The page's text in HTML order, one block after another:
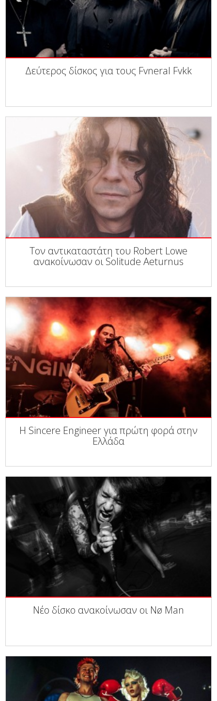
Δεύτερος δίσκος για τους Fvneral Fvkk
Τον αντικαταστάτη του Robert Lowe
ανακοίνωσαν οι Solitude Aeturnus
Η Sincere Engineer για πρώτη φορά στην
Ελλάδα
Νέο δίσκο ανακοίνωσαν οι Nø Man